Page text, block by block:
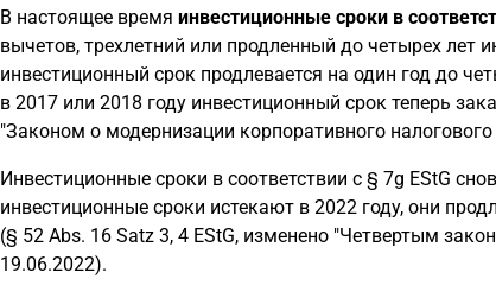
В настоящее время инвестиционные сроки в
вычетов, трехлетний или продленный до четырех лет
инвестиционный срок продлевается на один год до
в 2017 или 2018 году инвестиционный срок теперь
"Законом о модернизации корпоративного налогового
Инвестиционные сроки в соответствии с § 7g EStG
инвестиционные сроки истекают в 2022 году, они
(§ 52 Abs. 16 Satz 3, 4 EStG, изменено "Четвертым
19.06.2022).